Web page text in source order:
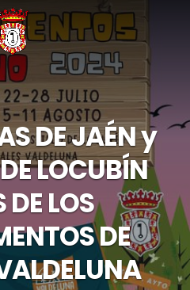
DE JAÉN y
LOCUBÍN
DE LOS
DE